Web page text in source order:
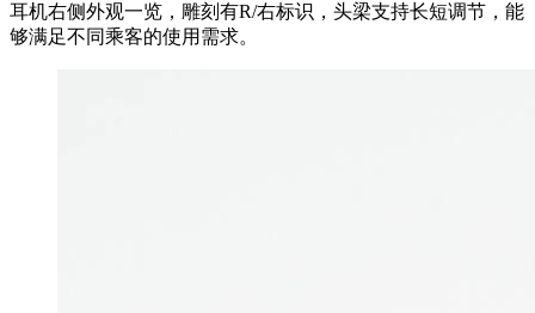
耳机右侧外观一览，雕刻有R/右标识，头梁支持长短调节，能
够满足不同乘客的使用需求。